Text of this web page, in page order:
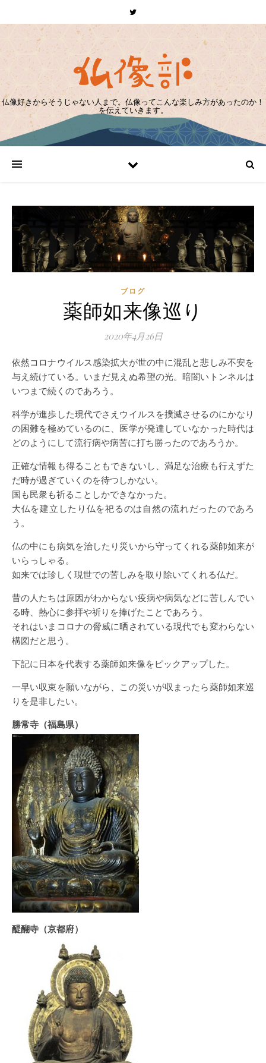
仏像好きからそうじゃない人まで。仏像ってこんな楽しみ方があったのか！
を伝えていきます。
ブログ
薬師如来像巡り
2020年4月26日
依然コロナウイルス感染拡大が世の中に混乱と悲しみ不安を
与え続けている。いまだ見えぬ希望の光。暗闇いトンネルは
いつまで続くのであろう。
科学が進歩した現代でさえウイルスを撲滅させるのにかなり
の困難を極めているのに、医学が発達していなかった時代は
どのようにして流行病や病苦に打ち勝ったのであろうか。
正確な情報も得ることもできないし、満足な治療も行えずた
だ時が過ぎていくのを待つしかない。
国も民衆も祈ることしかできなかった。
大仏を建立したり仏を祀るのは自然の流れだったのであろ
う。
仏の中にも病気を治したり災いから守ってくれる薬師如来が
いらっしゃる。
如来では珍しく現世での苦しみを取り除いてくれる仏だ。
昔の人たちは原因がわからない疫病や病気などに苦しんでい
る時、熱心に参拝や祈りを捧げたことであろう。
それはいまコロナの脅威に晒されている現代でも変わらない
構図だと思う。
下記に日本を代表する薬師如来像をピックアップした。
一早い収束を願いながら、この災いが収まったら薬師如来巡
りを是非したい。
勝常寺（福島県）
醍醐寺（京都府）